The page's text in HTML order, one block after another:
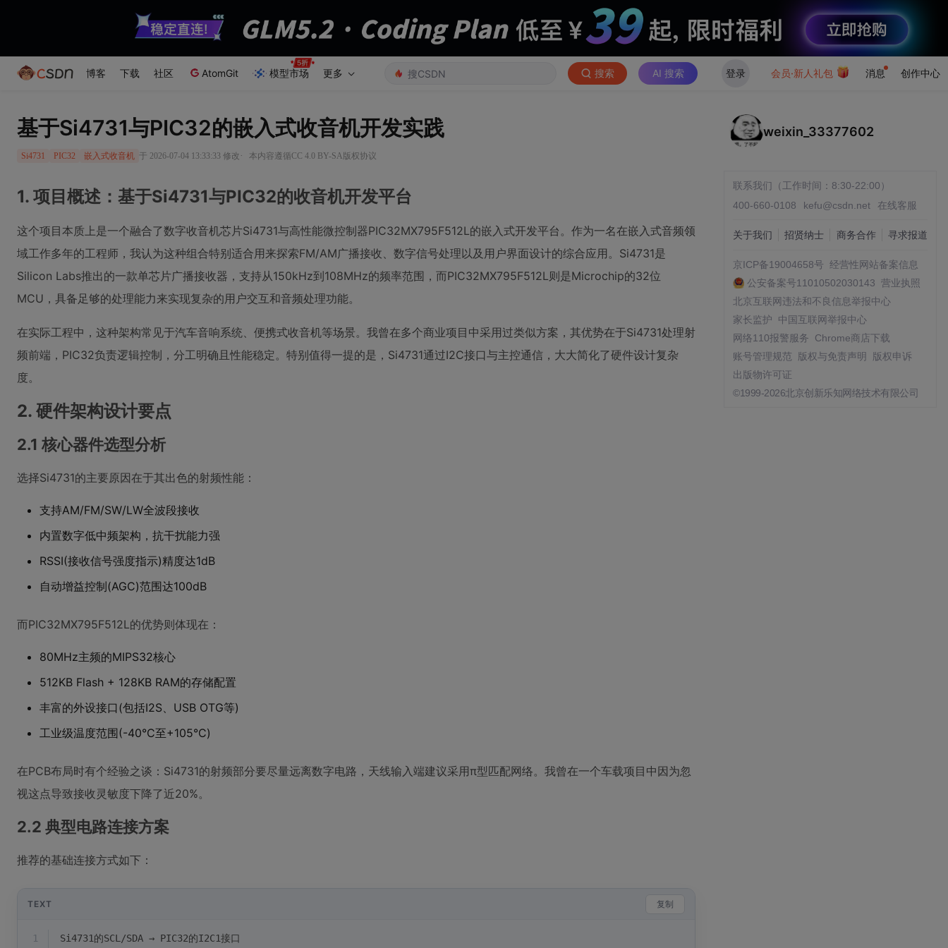
博客 下载 社区 AtomGit 模型市场 更多 搜索 AI 搜索 登录 会员·新人礼包 消息 创作中心
基于Si4731与PIC32的嵌入式收音机开发实践
Si4731 PIC32 嵌入式收音机 于 2026-07-04 13:33:33 修改 · 本内容遵循CC 4.0 BY-SA版权协议
1. 项目概述：基于Si4731与PIC32的收音机开发平台
这个项目本质上是一个融合了数字收音机芯片Si4731与高性能微控制器PIC32MX795F512L的嵌入式开发平台。作为一名在嵌入式音频领
域工作多年的工程师，我认为这种组合特别适合用来探索FM/AM广播接收、数字信号处理以及用户界面设计的综合应用。Si4731是
Silicon Labs推出的一款单芯片广播接收器，支持从150kHz到108MHz的频率范围，而PIC32MX795F512L则是Microchip的32位
MCU，具备足够的处理能力来实现复杂的用户交互和音频处理功能。
在实际工程中，这种架构常见于汽车音响系统、便携式收音机等场景。我曾在多个商业项目中采用过类似方案，其优势在于Si4731处理射
频前端，PIC32负责逻辑控制，分工明确且性能稳定。特别值得一提的是，Si4731通过I2C接口与主控通信，大大简化了硬件设计复杂
度。
2. 硬件架构设计要点
2.1 核心器件选型分析
选择Si4731的主要原因在于其出色的射频性能：
支持AM/FM/SW/LW全波段接收
内置数字低中频架构，抗干扰能力强
RSSI(接收信号强度指示)精度达1dB
自动增益控制(AGC)范围达100dB
而PIC32MX795F512L的优势则体现在：
80MHz主频的MIPS32核心
512KB Flash + 128KB RAM的存储配置
丰富的外设接口(包括I2S、USB OTG等)
工业级温度范围(-40°C至+105°C)
在PCB布局时有个经验之谈：Si4731的射频部分要尽量远离数字电路，天线输入端建议采用π型匹配网络。我曾在一个车载项目中因为忽
视这点导致接收灵敏度下降了近20%。
2.2 典型电路连接方案
推荐的基础连接方式如下：
TEXT 复制
1 Si4731的SCL/SDA → PIC32的I2C1接口
weixin_33377602
联系我们（工作时间：8:30-22:00）
400-660-0108
kefu@csdn.net 在线客服
关于我们 招贤纳士 商务合作 寻求报道
京ICP备19004658号 经营性网站备案信息
公安备案号11010502030143 营业执照
北京互联网违法和不良信息举报中心
家长监护
中国互联网举报中心
网络110报警服务
Chrome商店下载
账号管理规范
版权与免责声明
版权申诉
出版物许可证
©1999-2026北京创新乐知网络技术有限公司